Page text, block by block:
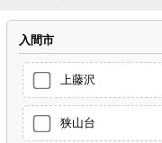
入間市
上藤沢
狭山台